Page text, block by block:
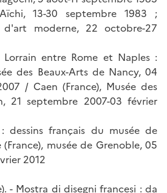
13-30 septembre 1983 ;
d'art moderne, 22 octobre-27
entre Rome et Naples :
des Beaux-Arts de Nancy, 04
/ Caen (France), Musée des
21 septembre 2007-03 février
français du musée de
musée de Grenoble, 05
2012
- Mostra di disegni francesi : da